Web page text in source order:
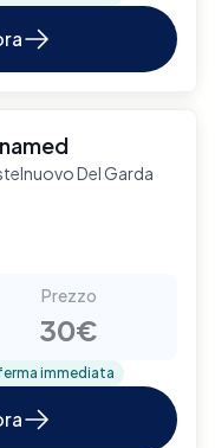
Del Garda
Prezzo
30€
immediata